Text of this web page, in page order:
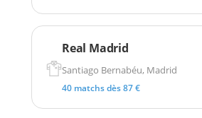
Real Madrid
Santiago Bernabéu, Madrid
40 matchs dès 87 €